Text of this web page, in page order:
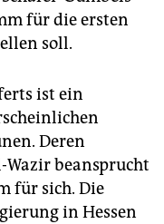
für die ersten
soll.
ist ein
Deren
beansprucht
für sich. Die
in Hessen